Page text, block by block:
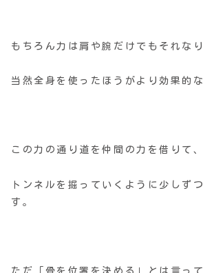
もちろん力は肩や腕だけでもそれな
当然全身を使ったほうがより効果的
この力の通り道を仲間の力を借りて、
トンネルを掘っていくように少しず
す。
ただ「骨を位置を決める」とは言っ